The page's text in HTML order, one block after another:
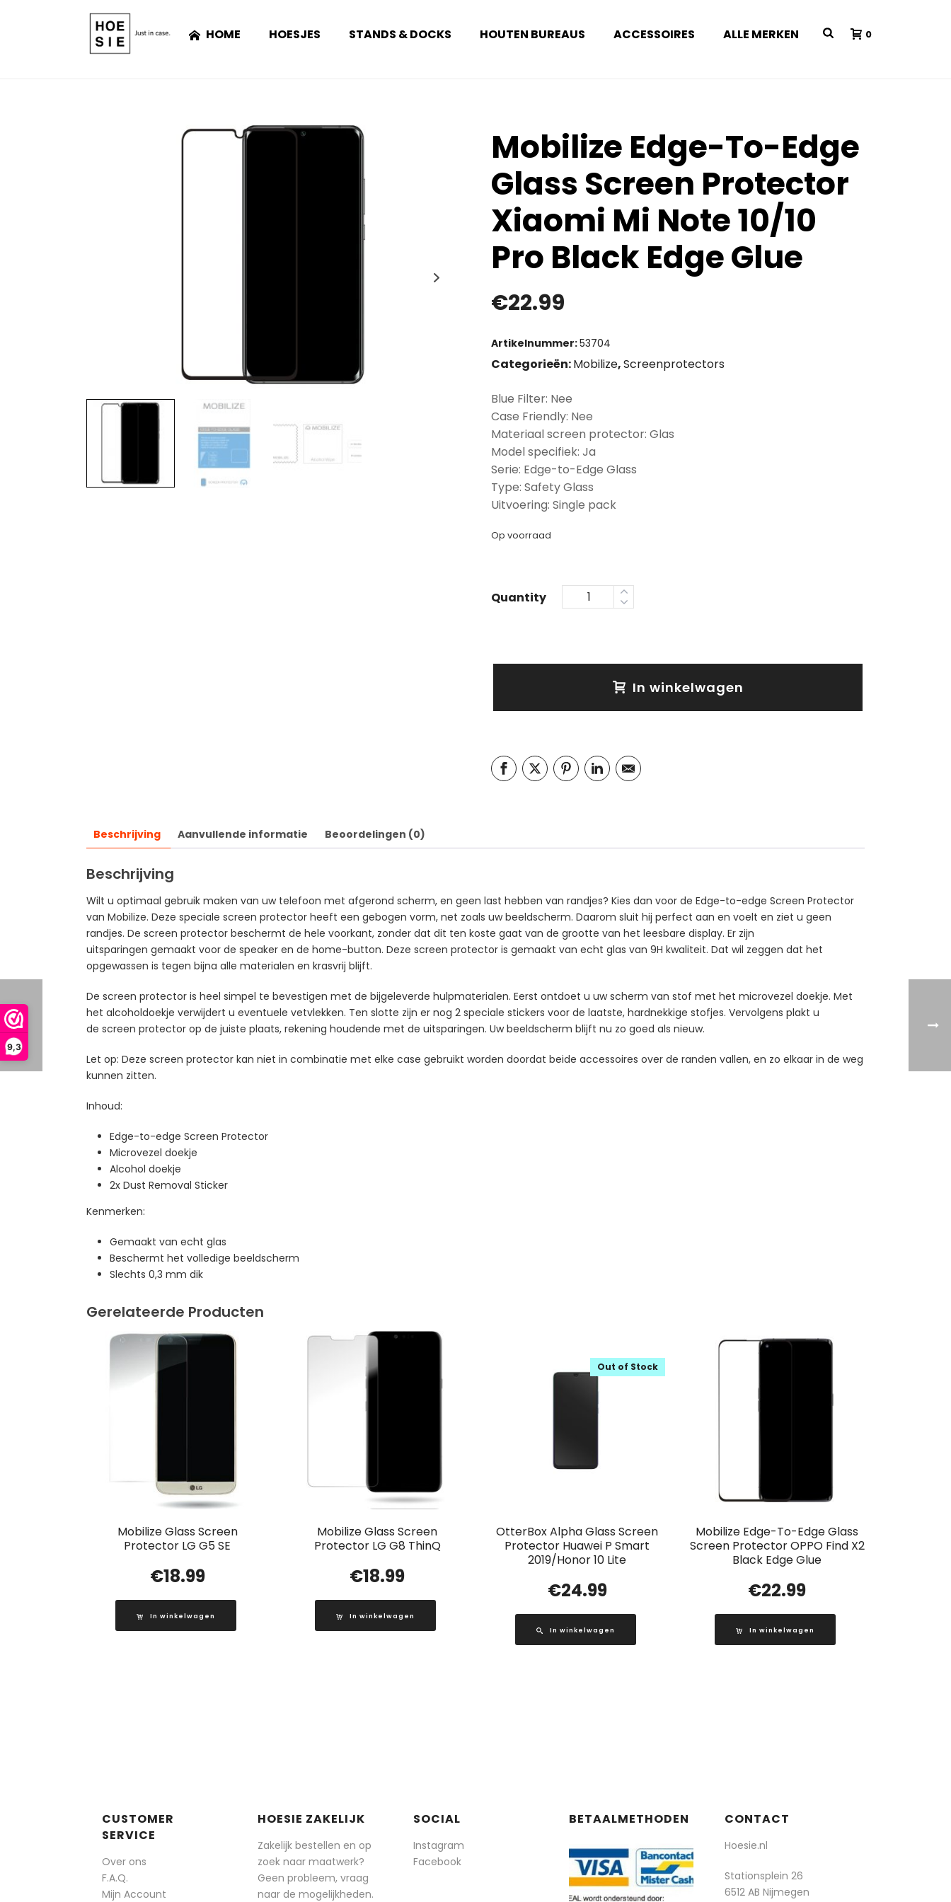
9,3
HOME HOESJES STANDS & DOCKS HOUTEN BUREAUS ACCESSOIRES ALLE MERKEN 0
Mobilize Edge-To-Edge
Glass Screen Protector
Xiaomi Mi Note 10/10
Pro Black Edge Glue
€22.99
Artikelnummer:53704
Categorieën:Mobilize,Screenprotectors
Blue Filter: Nee
Case Friendly: Nee
Materiaal screen protector: Glas
Model specifiek: Ja
Serie: Edge-to-Edge Glass
Type: Safety Glass
Uitvoering: Single pack
Op voorraad
Quantity
In winkelwagen
Beschrijving Aanvullende informatie Beoordelingen (0)
Beschrijving
Wilt u optimaal gebruik maken van uw telefoon met afgerond scherm, en geen last hebben van randjes? Kies dan voor de Edge-to-edge Screen Protector
van Mobilize. Deze speciale screen protector heeft een gebogen vorm, net zoals uw beeldscherm. Daarom sluit hij perfect aan en voelt en ziet u geen
randjes. De screen protector beschermt de hele voorkant, zonder dat dit ten koste gaat van de grootte van het leesbare display. Er zijn
uitsparingen gemaakt voor de speaker en de home-button. Deze screen protector is gemaakt van echt glas van 9H kwaliteit. Dat wil zeggen dat het
opgewassen is tegen bijna alle materialen en krasvrij blijft.
De screen protector is heel simpel te bevestigen met de bijgeleverde hulpmaterialen. Eerst ontdoet u uw scherm van stof met het microvezel doekje. Met
het alcoholdoekje verwijdert u eventuele vetvlekken. Ten slotte zijn er nog 2 speciale stickers voor de laatste, hardnekkige stofjes. Vervolgens plakt u
de screen protector op de juiste plaats, rekening houdende met de uitsparingen. Uw beeldscherm blijft nu zo goed als nieuw.
Let op: Deze screen protector kan niet in combinatie met elke case gebruikt worden doordat beide accessoires over de randen vallen, en zo elkaar in de weg
kunnen zitten.
Inhoud:
Edge-to-edge Screen Protector
Microvezel doekje
Alcohol doekje
2x Dust Removal Sticker
Kenmerken:
Gemaakt van echt glas
Beschermt het volledige beeldscherm
Slechts 0,3 mm dik
Gerelateerde Producten
Mobilize Glass Screen
Protector LG G5 SE
€18.99
In winkelwagen
Mobilize Glass Screen
Protector LG G8 ThinQ
€18.99
In winkelwagen
OtterBox Alpha Glass Screen
Protector Huawei P Smart
2019/Honor 10 Lite
Out of Stock
€24.99
In winkelwagen
Mobilize Edge-To-Edge Glass
Screen Protector OPPO Find X2
Black Edge Glue
€22.99
In winkelwagen
CUSTOMER
SERVICE
Over ons
F.A.Q.
Mijn Account
HOESIE ZAKELIJK
Zakelijk bestellen en op
zoek naar maatwerk?
Geen probleem, vraag
naar de mogelijkheden.
SOCIAL
Instagram
Facebook
BETAALMETHODEN CONTACT
Hoesie.nl
Stationsplein 26
6512 AB Nijmegen